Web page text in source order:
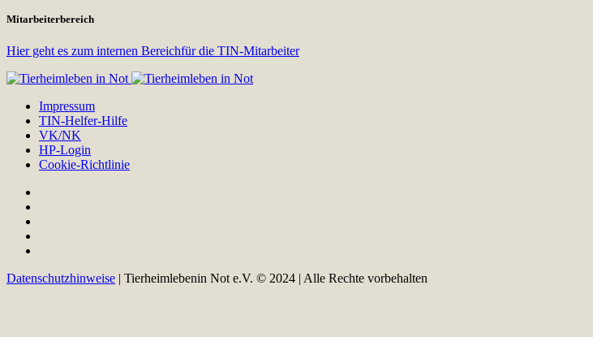
Mitarbeiterbereich
Hier geht es zum internen Bereichfür die TIN-Mitarbeiter
Impressum
TIN-Helfer-Hilfe
VK/NK
HP-Login
Cookie-Richtlinie
Datenschutzhinweise | Tierheimlebenin Not e.V. © 2024 | Alle Rechte vorbehalten